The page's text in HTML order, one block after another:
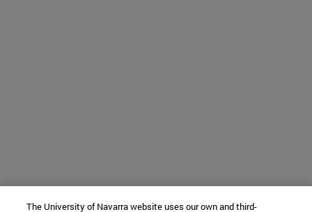
The University of Navarra website uses our own and third-